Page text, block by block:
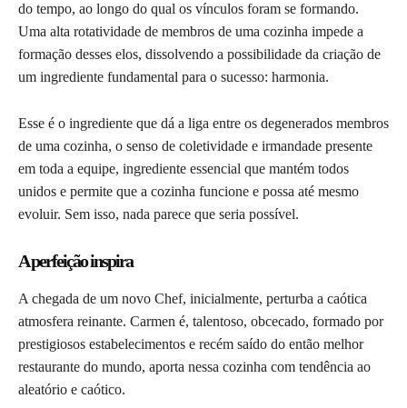
do tempo, ao longo do qual os vínculos foram se formando.
Uma alta rotatividade de membros de uma cozinha impede a
formação desses elos, dissolvendo a possibilidade da criação de
um ingrediente fundamental para o sucesso: harmonia.
Esse é o ingrediente que dá a liga entre os degenerados membros
de uma cozinha, o senso de coletividade e irmandade presente
em toda a equipe, ingrediente essencial que mantém todos
unidos e permite que a cozinha funcione e possa até mesmo
evoluir. Sem isso, nada parece que seria possível.
A perfeição inspira
A chegada de um novo Chef, inicialmente, perturba a caótica
atmosfera reinante. Carmen é, talentoso, obcecado, formado por
prestigiosos estabelecimentos e recém saído do então melhor
restaurante do mundo, aporta nessa cozinha com tendência ao
aleatório e caótico.